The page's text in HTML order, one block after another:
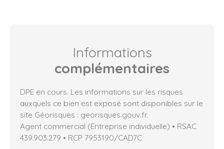
Informations
complémentaires
DPE en cours. Les informations sur les risques
auxquels ce bien est exposé sont disponibles sur le
site Géorisques : georisques.gouv.fr.
Agent commercial (Entreprise individuelle) • RSAC
439.903.279 • RCP 7953190/CAD7C